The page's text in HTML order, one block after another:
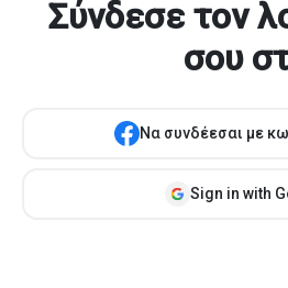
Σύνδεσε τον
σου
Να συνδέεσαι με
Sign in with